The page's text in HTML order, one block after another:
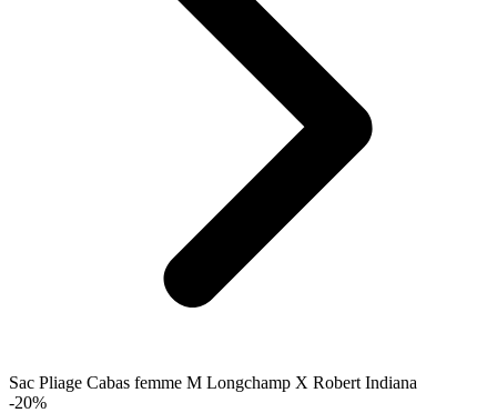
Sac Pliage Cabas femme M Longchamp X Robert Indiana
-20%